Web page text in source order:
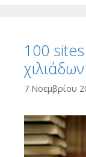
100
7 Νοεμβρίου